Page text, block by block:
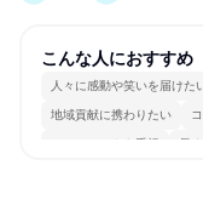
こんな人におすすめ
人々に感動や笑いを届けた
地域貢献に携わりたい
チームワークを重視 長